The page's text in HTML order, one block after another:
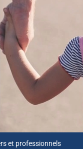
et professionnels